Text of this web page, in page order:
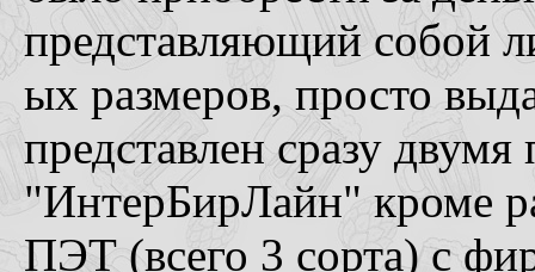
представляющий собой
ых размеров, просто
представлен сразу
"ИнтерБирЛайн" кроме
ПЭТ (всего 3 сорта) с